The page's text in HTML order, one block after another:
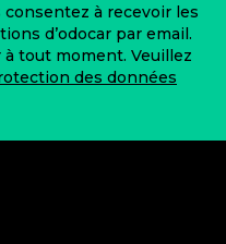
à recevoir les
d’odocar par email.
tout moment. Veuillez
des données